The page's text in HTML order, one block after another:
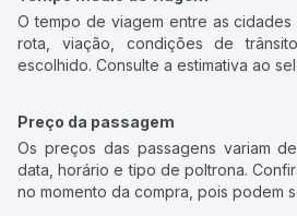
O tempo de viagem entre as
rota, viação, condições de
escolhido. Consulte a estimativa ao
Preço da passagem
Os preços das passagens variam
data, horário e tipo de poltrona.
no momento da compra, pois podem